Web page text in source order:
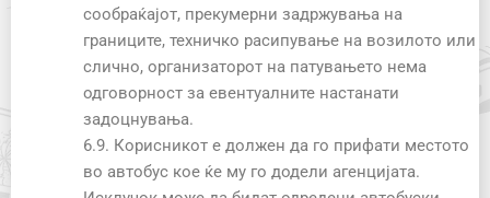
сообраќајот, прекумерни задржувања на
границите, техничко расипување на возилото или
слично, организаторот на патувањето нема
одговорност за евентуалните настанати
задоцнувања.
6.9. Корисникот е должен да го прифати местото
во автобус кое ќе му го додели агенцијата.